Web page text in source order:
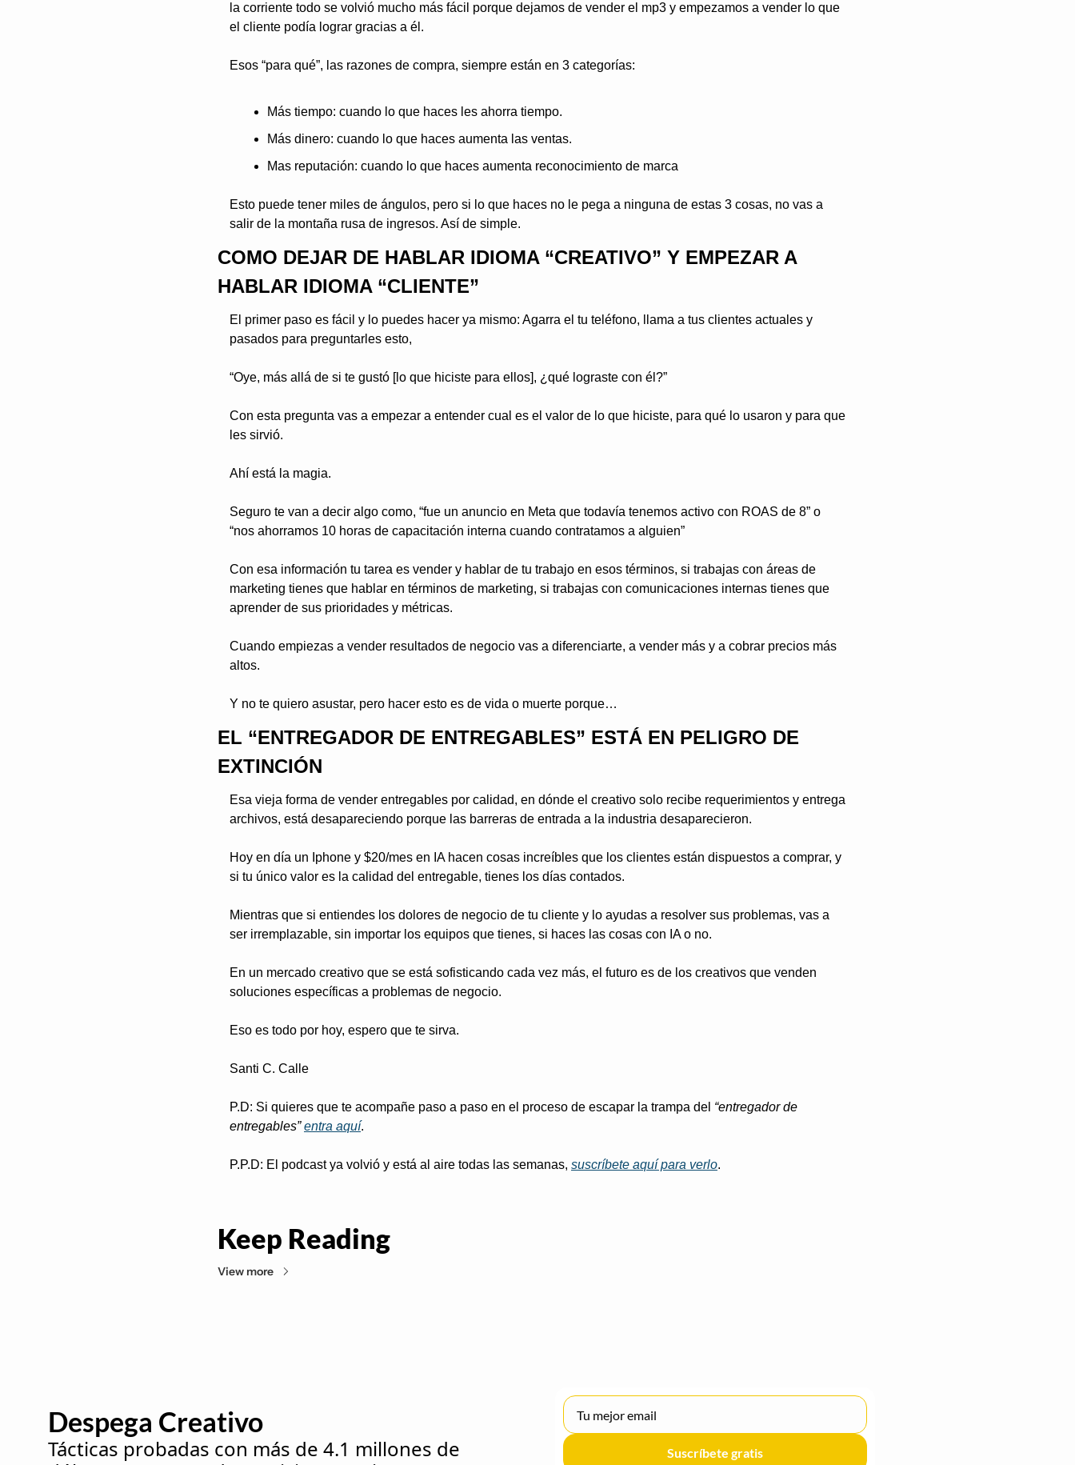
la corriente todo se volvió mucho más fácil porque dejamos de vender el mp3 y empezamos a vender lo que
el cliente podía lograr gracias a él.
Esos “para qué”, las razones de compra, siempre están en 3 categorías:
Más tiempo: cuando lo que haces les ahorra tiempo.
Más dinero: cuando lo que haces aumenta las ventas.
Mas reputación: cuando lo que haces aumenta reconocimiento de marca
Esto puede tener miles de ángulos, pero si lo que haces no le pega a ninguna de estas 3 cosas, no vas a
salir de la montaña rusa de ingresos. Así de simple.
COMO DEJAR DE HABLAR IDIOMA “CREATIVO” Y EMPEZAR A
HABLAR IDIOMA “CLIENTE”
El primer paso es fácil y lo puedes hacer ya mismo: Agarra el tu teléfono, llama a tus clientes actuales y
pasados para preguntarles esto,
“Oye, más allá de si te gustó [lo que hiciste para ellos], ¿qué lograste con él?”
Con esta pregunta vas a empezar a entender cual es el valor de lo que hiciste, para qué lo usaron y para que
les sirvió.
Ahí está la magia.
Seguro te van a decir algo como, “fue un anuncio en Meta que todavía tenemos activo con ROAS de 8” o
“nos ahorramos 10 horas de capacitación interna cuando contratamos a alguien”
Con esa información tu tarea es vender y hablar de tu trabajo en esos términos, si trabajas con áreas de
marketing tienes que hablar en términos de marketing, si trabajas con comunicaciones internas tienes que
aprender de sus prioridades y métricas.
Cuando empiezas a vender resultados de negocio vas a diferenciarte, a vender más y a cobrar precios más
altos.
Y no te quiero asustar, pero hacer esto es de vida o muerte porque…
EL “ENTREGADOR DE ENTREGABLES” ESTÁ EN PELIGRO DE
EXTINCIÓN
Esa vieja forma de vender entregables por calidad, en dónde el creativo solo recibe requerimientos y entrega
archivos, está desapareciendo porque las barreras de entrada a la industria desaparecieron.
Hoy en día un Iphone y $20/mes en IA hacen cosas increíbles que los clientes están dispuestos a comprar, y
si tu único valor es la calidad del entregable, tienes los días contados.
Mientras que si entiendes los dolores de negocio de tu cliente y lo ayudas a resolver sus problemas, vas a
ser irremplazable, sin importar los equipos que tienes, si haces las cosas con IA o no.
En un mercado creativo que se está sofisticando cada vez más, el futuro es de los creativos que venden
soluciones específicas a problemas de negocio.
Eso es todo por hoy, espero que te sirva.
Santi C. Calle
P.D: Si quieres que te acompañe paso a paso en el proceso de escapar la trampa del “entregador de
entregables” entra aquí.
P.P.D: El podcast ya volvió y está al aire todas las semanas, suscríbete aquí para verlo.
Keep Reading
View more
Despega Creativo
Tácticas probadas con más de 4.1 millones de
Suscríbete gratis